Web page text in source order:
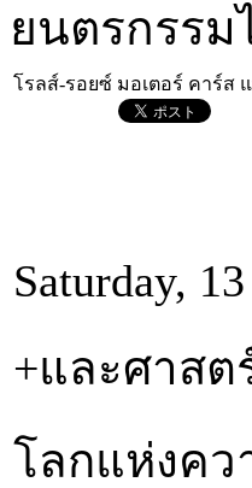
ยนตรกรรม
โรลส์-รอยซ์ มอเตอร์ คาร์ส
Saturday,
+และศาสต
โลกแห่งคว